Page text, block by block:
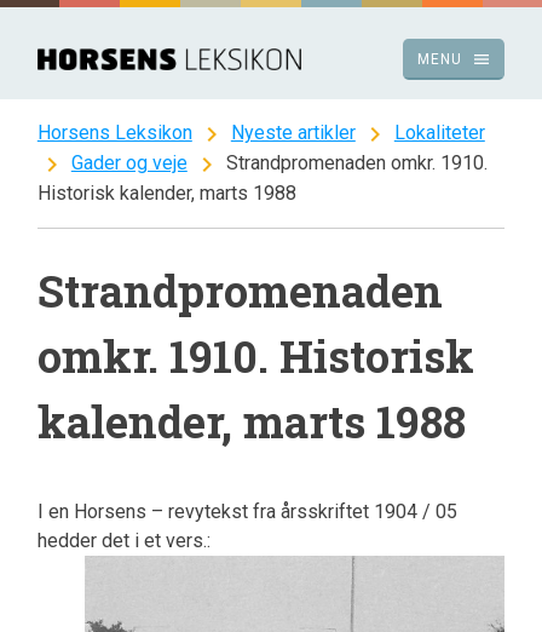
Spring
indhold
menu
MENU
Horsens Leksikon chevron_right Nyeste artikler chevron_right Lokaliteter
chevron_right Gader og veje chevron_right
Strandpromenaden omkr. 1910.
Historisk kalender, marts 1988
Strandpromenaden
omkr. 1910. Historisk
kalender, marts 1988
I en Horsens – revytekst fra årsskriftet 1904 / 05
hedder det i et vers.: